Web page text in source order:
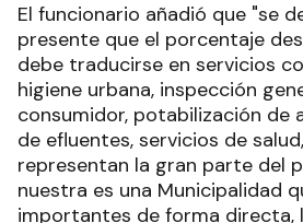
El funcionario añadió que "se
presente que el porcentaje
debe traducirse en servicios
higiene urbana, inspección
consumidor, potabilización de
de efluentes, servicios de
representan la gran parte del
nuestra es una Municipalidad
importantes de forma directa,